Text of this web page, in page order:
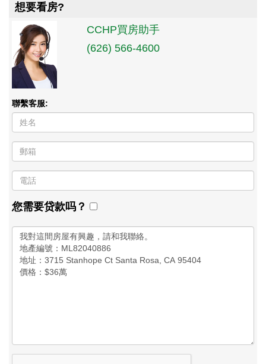
想要看房?
CCHP買房助手
(626) 566-4600
聯繫客服:
您需要贷款吗？